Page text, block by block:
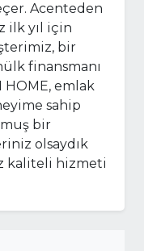
Acenteden
ilk yıl için
bir
finansmanı
HOME, emlak
sahip
bir
olsaydık
kaliteli hizmeti